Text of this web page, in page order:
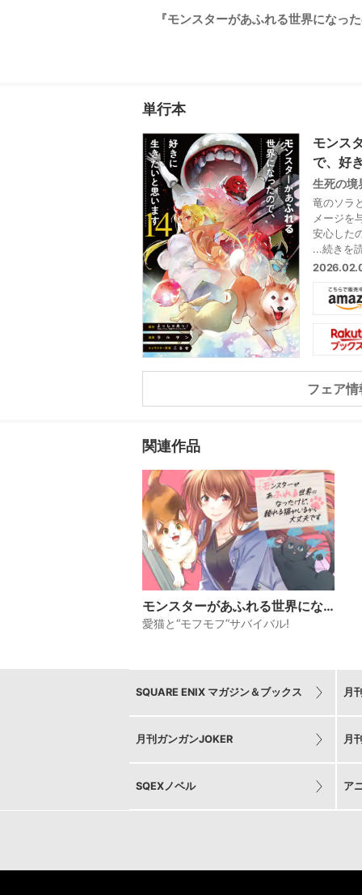
『モンスターがあふれる世界にな
単行本
モンス
で、好
生死の境
竜のソラ
メージを
安心した
数となっ
破しよう
ニーの体
の苦悶
ーとの死
...続きを
フェア情
関連作品
モンスターがあふれる世界にな
ったけど、頼れる猫がいるから
大丈夫です
愛猫と“モフモフ”サバイバル!
SQUARE ENIX マガジン＆ブックス 月
月刊ガンガンJOKER 月
SQEXノベル ア